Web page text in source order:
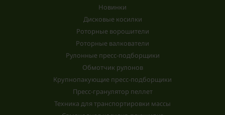
Новинки
Дисковые косилки
Роторные ворошители
Роторные валкователи
Рулонные пресс-подборщики
Обмотчик рулонов
Крупнопакующие пресс-подборщики
Пресс-гранулятор пеллет
Техника для транспортировки массы